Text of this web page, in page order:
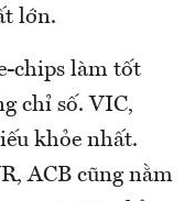
lớn.
chips làm tốt
chỉ số. VIC,
khỏe nhất.
ACB cũng nằm